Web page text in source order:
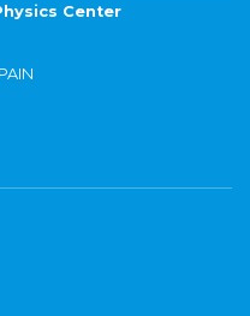
Center